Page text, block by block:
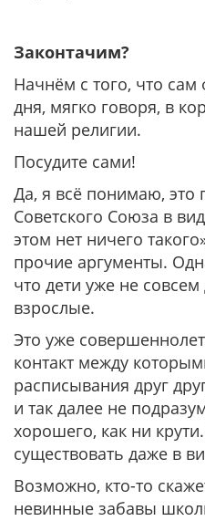
Законтачим?
Начнём с того, что
дня, мягко говоря, в
нашей религии.
Посудите сами!
Да, я всё понимаю,
Советского Союза в
этом нет ничего
прочие аргументы.
что дети уже не
взрослые.
Это уже
контакт между
расписывания друг
и так далее не
хорошего, как ни
существовать даже в
Возможно, кто-то
невинные забавы